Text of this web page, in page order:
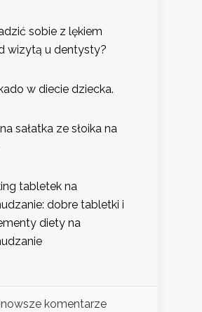
sobie z lękiem
wizytą u dentysty?
w diecie dziecka.
sałatka ze słoika na
tabletek na
dobre tabletki i
diety na
komentarze